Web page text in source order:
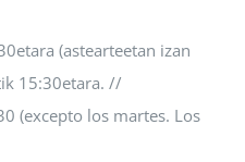
(astearteetan izan
15:30etara. //
(excepto los martes. Los